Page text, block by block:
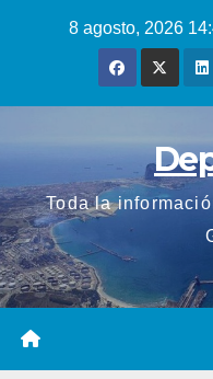
8 agosto, 2026
Toda la